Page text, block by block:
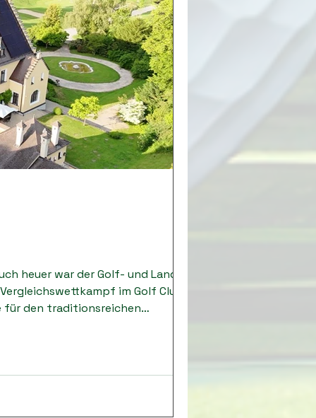
heuer war der Golf- und Landclub
im Golf Club
für den traditionsreichen